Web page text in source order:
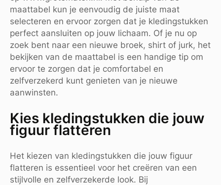
maattabel kun je eenvoudig de juiste maat
selecteren en ervoor zorgen dat je kledingstukken
perfect aansluiten op jouw lichaam. Of je nu op
zoek bent naar een nieuwe broek, shirt of jurk, het
bekijken van de maattabel is een handige tip om
ervoor te zorgen dat je comfortabel en
zelfverzekerd kunt genieten van je nieuwe
aanwinsten.
Kies kledingstukken die jouw
figuur flatteren
Het kiezen van kledingstukken die jouw figuur
flatteren is essentieel voor het creëren van een
stijlvolle en zelfverzekerde look. Bij